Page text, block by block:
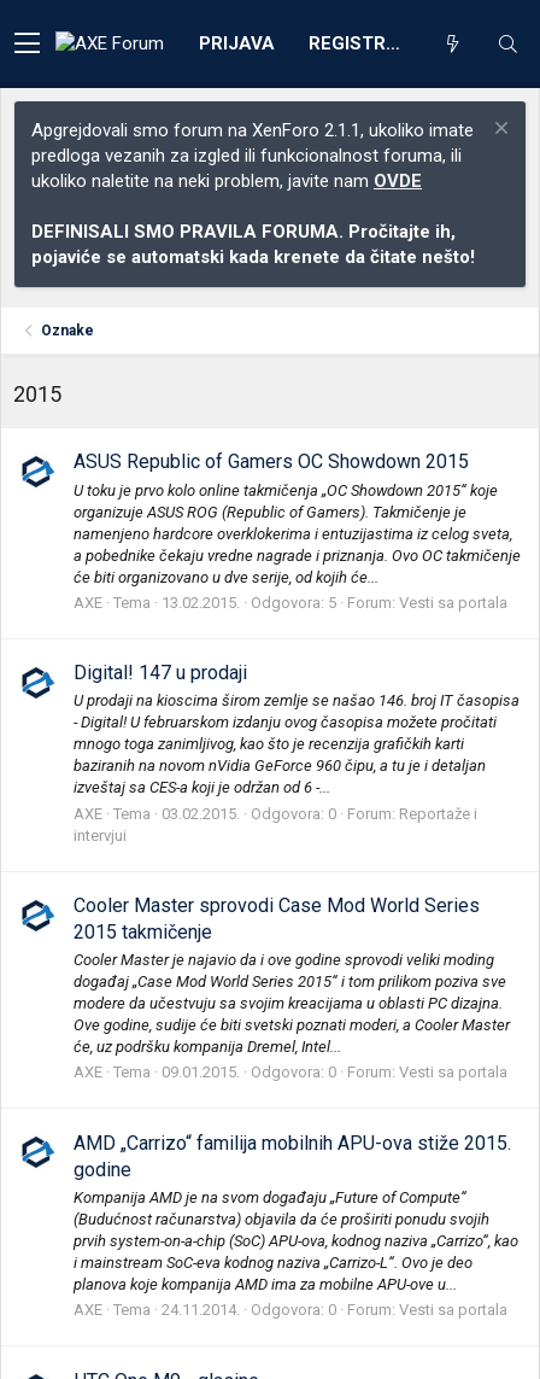
PRIJAVA REGISTRACIJA
Apgrejdovali smo forum na XenForo 2.1.1, ukoliko imate
predloga vezanih za izgled ili funkcionalnost foruma, ili
ukoliko naletite na neki problem, javite nam OVDE
DEFINISALI SMO PRAVILA FORUMA. Pročitajte ih,
pojaviće se automatski kada krenete da čitate nešto!
Oznake
2015
ASUS Republic of Gamers OC Showdown 2015
U toku je prvo kolo online takmičenja „OC Showdown 2015“ koje
organizuje ASUS ROG (Republic of Gamers). Takmičenje je
namenjeno hardcore overklokerima i entuzijastima iz celog sveta,
a pobednike čekaju vredne nagrade i priznanja. Ovo OC takmičenje
će biti organizovano u dve serije, od kojih će...
AXE Tema 13.02.2015. Odgovora: 5 Forum: Vesti sa portala
Digital! 147 u prodaji
U prodaji na kioscima širom zemlje se našao 146. broj IT časopisa
- Digital! U februarskom izdanju ovog časopisa možete pročitati
mnogo toga zanimljivog, kao što je recenzija grafičkih karti
baziranih na novom nVidia GeForce 960 čipu, a tu je i detaljan
izveštaj sa CES-a koji je održan od 6 -...
AXE Tema 03.02.2015. Odgovora: 0 Forum: Reportaže i
intervjui
Cooler Master sprovodi Case Mod World Series
2015 takmičenje
Cooler Master je najavio da i ove godine sprovodi veliki moding
događaj „Case Mod World Series 2015“ i tom prilikom poziva sve
modere da učestvuju sa svojim kreacijama u oblasti PC dizajna.
Ove godine, sudije će biti svetski poznati moderi, a Cooler Master
će, uz podršku kompanija Dremel, Intel...
AXE Tema 09.01.2015. Odgovora: 0 Forum: Vesti sa portala
AMD „Carrizo“ familija mobilnih APU-ova stiže 2015.
godine
Kompanija AMD je na svom događaju „Future of Compute“
(Budućnost računarstva) objavila da će proširiti ponudu svojih
prvih system-on-a-chip (SoC) APU-ova, kodnog naziva „Carrizo“, kao
i mainstream SoC-eva kodnog naziva „Carrizo-L“. Ovo je deo
planova koje kompanija AMD ima za mobilne APU-ove u...
AXE Tema 24.11.2014. Odgovora: 0 Forum: Vesti sa portala